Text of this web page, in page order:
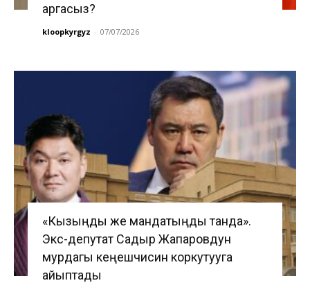
аргасыз?
kloopkyrgyz - 07/07/2026
«Кызыңды же мандатыңды танда».
Экс-депутат Садыр Жапаровдун
мурдагы кеңешчисин коркутууга
айыптады